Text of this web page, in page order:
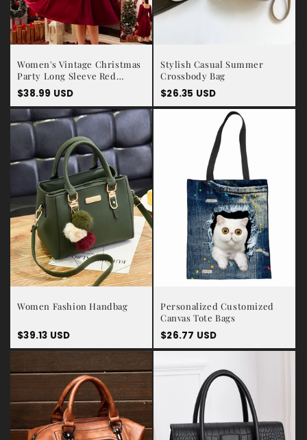
Women's Vintage Christmas
Party Long Sleeve Red
Velvet Dress Square Collar
Dress Elegant Slimming
Waist Autumn Women's
Clothing
Prix
habituel
$38.99 USD
Stylish Casual Summer
Crossbody Bag
Prix
habituel
$26.35 USD
Women Fashion Handbag
Prix
habituel
$39.13 USD
Personalized Customized
Canvas Tote Bags
Prix
habituel
$26.77 USD